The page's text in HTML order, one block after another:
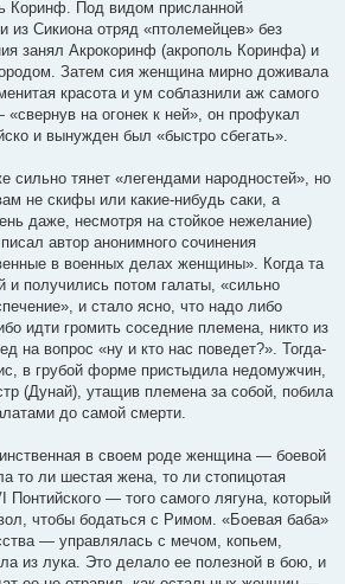
Коринф. Под видом присланной
из Сикиона отряд «птолемейцев» без
занял Акрокоринф (акрополь Коринфа) и
Затем сия женщина мирно доживала
красота и ум соблазнили аж самого
на огонек к ней», он профукал
и вынужден был «быстро сбегать».
сильно тянет «легендами народностей», но
не скифы или какие-нибудь саки, а
даже, несмотря на стойкое нежелание)
автор анонимного сочинения
в военных делах женщины». Когда та
и получились потом галаты, «сильно
и стало ясно, что надо либо
идти громить соседние племена, никто из
на вопрос «ну и кто нас поведет?». Тогда-
в грубой форме пристыдила недомужчин,
(Дунай), утащив племена за собой, побила
до самой смерти.
в своем роде женщина — боевой
то ли шестая жена, то ли стопицотая
Понтийского — того самого лягуна, который
чтобы бодаться с Римом. «Боевая баба»
— управлялась с мечом, копьем,
из лука. Это делало ее полезной в бою, и